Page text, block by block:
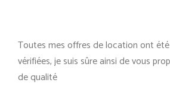
Toutes mes offres de location ont
vérifiées, je suis sûre ainsi de vous
de qualité